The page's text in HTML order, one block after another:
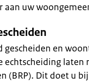
uw
en
laten
(BRP). Dit doet u